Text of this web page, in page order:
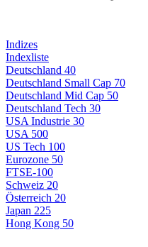
Indizes
Indexliste
Deutschland 40
Deutschland Small Cap 70
Deutschland Mid Cap 50
Deutschland Tech 30
USA Industrie 30
USA 500
US Tech 100
Eurozone 50
FTSE-100
Schweiz 20
Österreich 20
Japan 225
Hong Kong 50